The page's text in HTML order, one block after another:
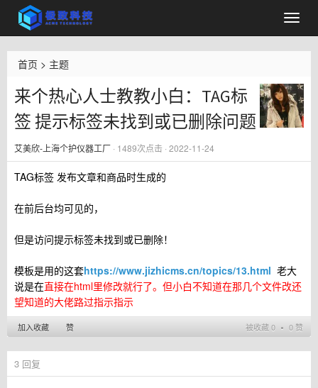
首页 > 主题
来个热心人士教教小白：TAG标
签 提示标签未找到或已删除问题
艾美欣-上海个护仪器工厂 · 1489次点击 · 2022-11-24
TAG标签 发布文章和商品时生成的
在前后台均可见的，
但是访问提示标签未找到或已删除！
模板是用的这套https://www.jizhicms.cn/topics/13.html 老大
说是在直接在html里修改就行了。但小白不知道在那几个文件改还
望知道的大佬路过指示指示
被收藏 0 ∙ 0 赞
加入收藏 赞
3 回复